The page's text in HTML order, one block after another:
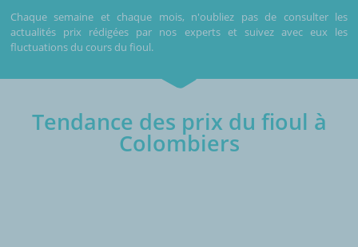
Chaque semaine et chaque mois, n'oubliez pas de consulter les
actualités prix rédigées par nos experts et suivez avec eux les
fluctuations du cours du fioul.
Tendance des prix du fioul à
Colombiers